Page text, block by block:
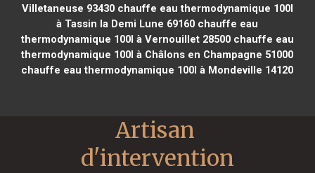
Villetaneuse 93430chauffe eau thermodynamique 100l
à Tassin la Demi Lune 69160 chauffe eau
thermodynamique 100l à Vernouillet 28500chauffe eau
thermodynamique 100l à Châlons en Champagne 51000
chauffe eau thermodynamique 100l à Mondeville 14120
Artisan
d'intervention